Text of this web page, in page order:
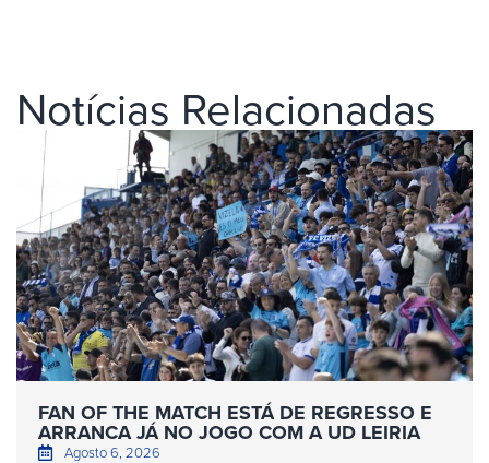
Notícias Relacionadas
FAN OF THE MATCH ESTÁ DE REGRESSO E
ARRANCA JÁ NO JOGO COM A UD LEIRIA
Agosto 6, 2026